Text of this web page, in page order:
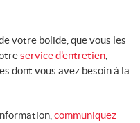
votre bolide, que vous les
service d'entretien
dont vous avez besoin à la
communiquez